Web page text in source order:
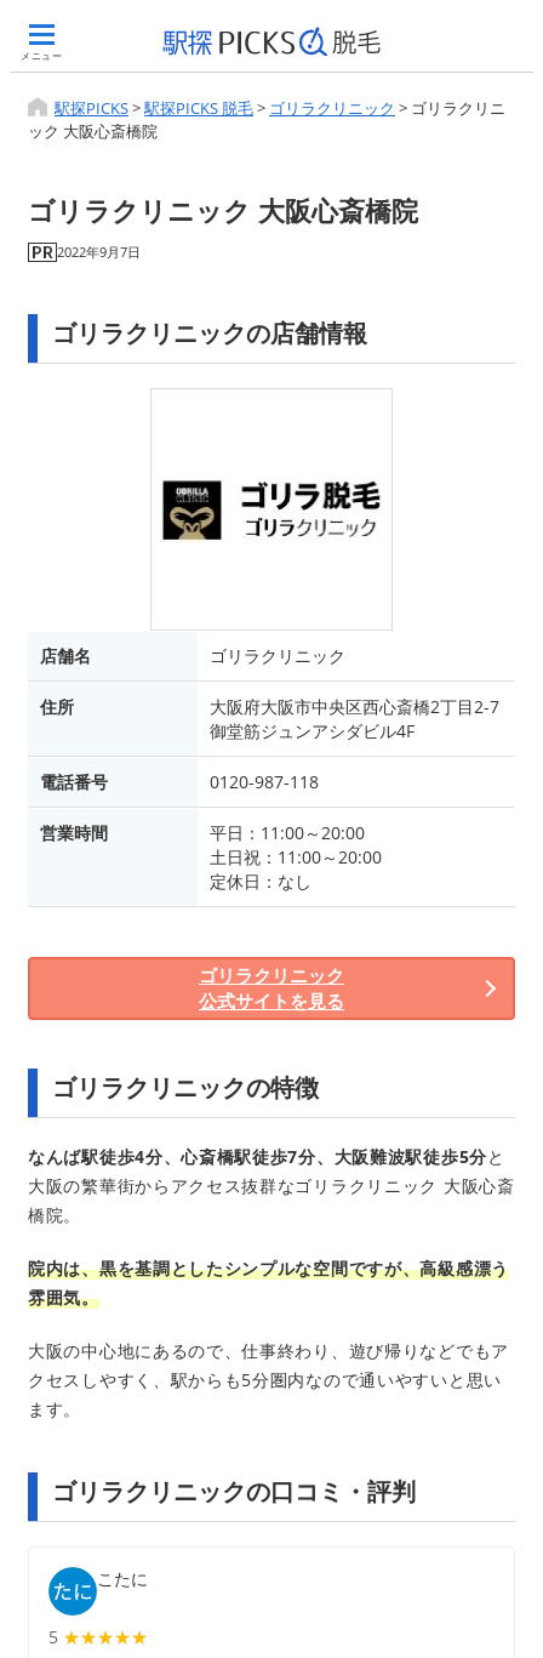
メニュー
駅探PICKS>駅探PICKS 脱毛> ゴリラクリニック > ゴリラクリニ
ック 大阪心斎橋院
ゴリラクリニック 大阪心斎橋院
2022年9月7日
ゴリラクリニックの店舗情報
店舗名 ゴリラクリニック
住所
大阪府大阪市中央区西心斎橋2丁目2-7
御堂筋ジュンアシダビル4F
電話番号 0120-987-118
営業時間
平日：11:00～20:00
土日祝：11:00～20:00
定休日：なし
ゴリラクリニック
公式サイトを見る
ゴリラクリニックの特徴
なんば駅徒歩4分、心斎橋駅徒歩7分、大阪難波駅徒歩5分と
大阪の繁華街からアクセス抜群なゴリラクリニック 大阪心斎
橋院。
院内は、黒を基調としたシンプルな空間ですが、高級感漂う
雰囲気。
大阪の中心地にあるので、仕事終わり、遊び帰りなどでもア
クセスしやすく、駅からも5分圏内なので通いやすいと思い
ます。
ゴリラクリニックの口コミ・評判
こたに
5 ★★★★★
★★★★★